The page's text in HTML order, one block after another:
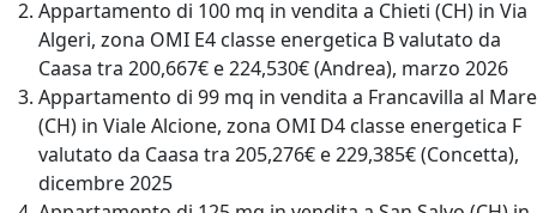
Appartamento di 100 mq in vendita a Chieti (CH) in Via
Algeri, zona OMI E4 classe energetica B valutato da
Caasa tra 200,667€ e 224,530€ (Andrea), marzo 2026
Appartamento di 99 mq in vendita a Francavilla al Mare
(CH) in Viale Alcione, zona OMI D4 classe energetica F
valutato da Caasa tra 205,276€ e 229,385€ (Concetta),
dicembre 2025